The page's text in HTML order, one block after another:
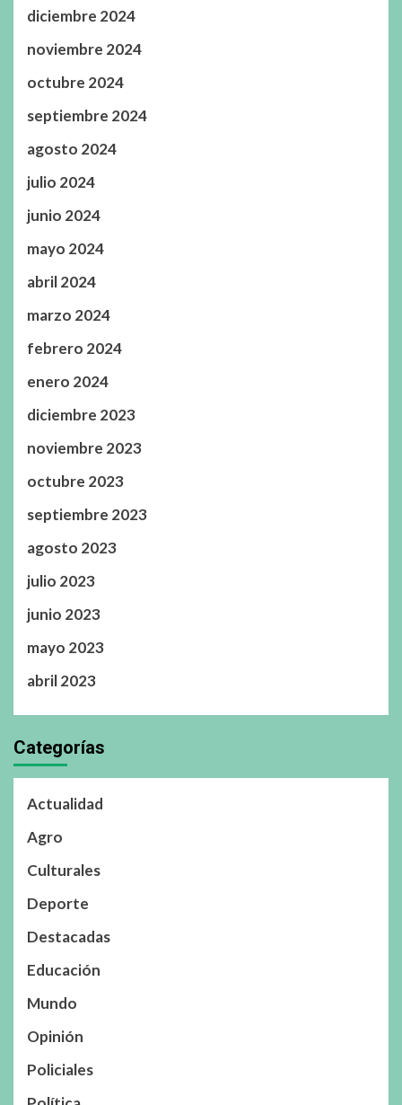
diciembre 2024
noviembre 2024
octubre 2024
septiembre 2024
agosto 2024
julio 2024
junio 2024
mayo 2024
abril 2024
marzo 2024
febrero 2024
enero 2024
diciembre 2023
noviembre 2023
octubre 2023
septiembre 2023
agosto 2023
julio 2023
junio 2023
mayo 2023
abril 2023
Categorías
Actualidad
Agro
Culturales
Deporte
Destacadas
Educación
Mundo
Opinión
Policiales